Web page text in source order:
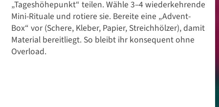
„Tageshöhepunkt“ teilen. Wähle 3–4 wiederkehrende
Mini-Rituale und rotiere sie. Bereite eine „Advent-
Box“ vor (Schere, Kleber, Papier, Streichhölzer), damit
Material bereitliegt. So bleibt ihr konsequent ohne
Overload.